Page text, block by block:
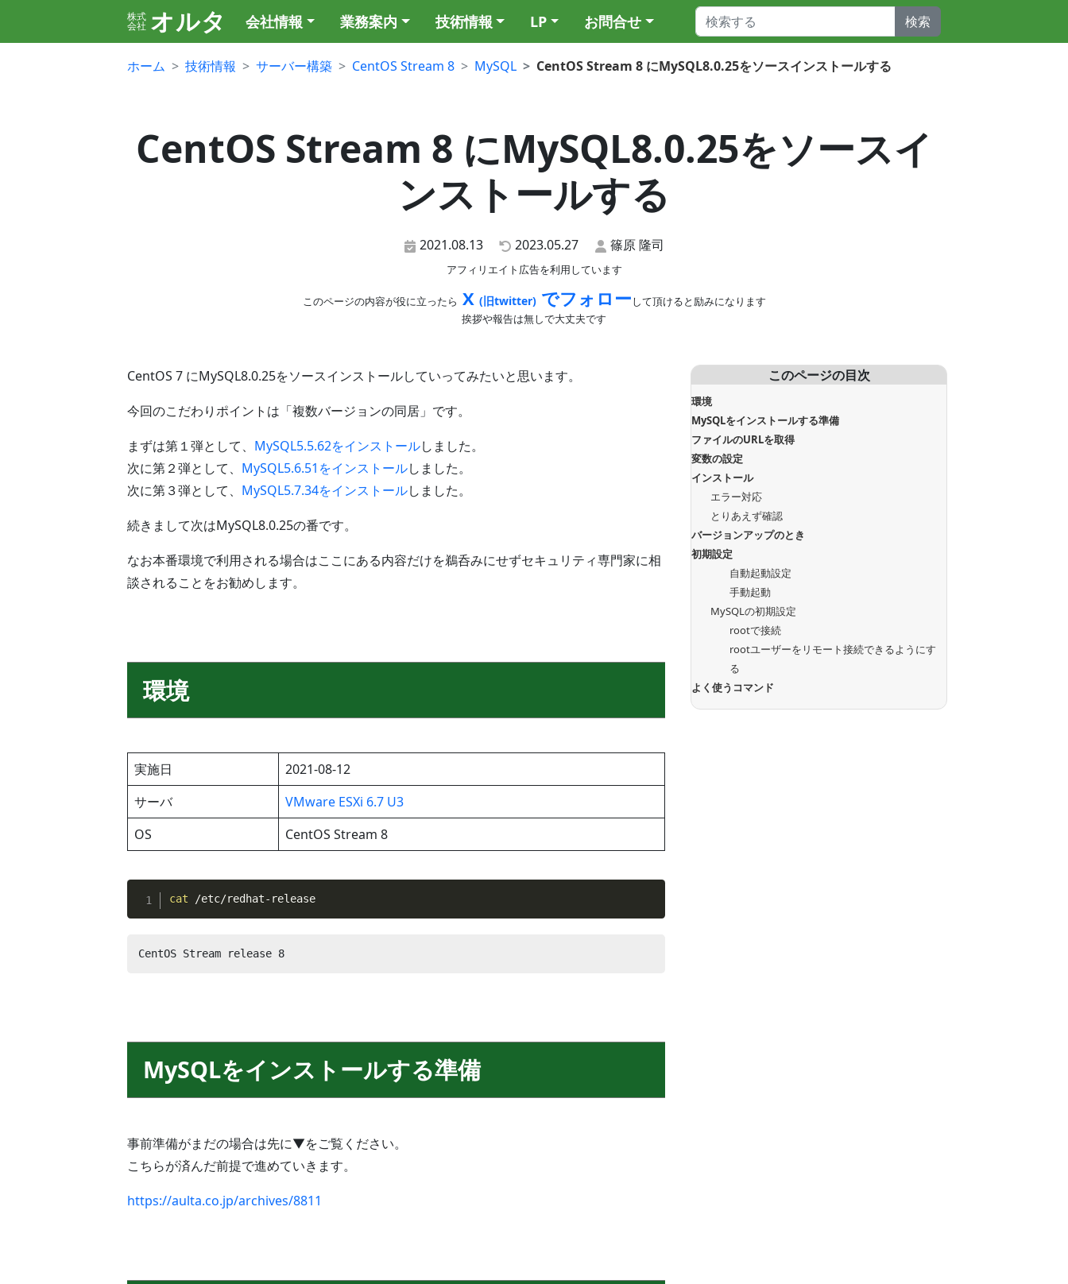
株式
会社 オルタ 会社情報 業務案内 技術情報 LP お問合せ 検索
ホーム 技術情報 サーバー構築 CentOS Stream 8 MySQL CentOS Stream 8 にMySQL8.0.25をソースインストールする
CentOS Stream 8 にMySQL8.0.25をソースイ
ンストールする
2021.08.13 2023.05.27 篠原 隆司
アフィリエイト広告を利用しています
このページの内容が役に立ったら X (旧twitter)でフォローして頂けると励みになります
挨拶や報告は無しで大丈夫です
CentOS 7 にMySQL8.0.25をソースインストールしていってみたいと思います。
今回のこだわりポイントは「複数バージョンの同居」です。
まずは第１弾として、 MySQL5.5.62をインストールしました。
次に第２弾として、 MySQL5.6.51をインストールしました。
次に第３弾として、 MySQL5.7.34をインストールしました。
続きまして次はMySQL8.0.25の番です。
なお本番環境で利用される場合はここにある内容だけを鵜呑みにせずセキュリティ専門家に相
談されることをお勧めします。
環境
実施日
2021-08-12
サーバ
VMware ESXi 6.7 U3
OS
CentOS Stream 8
cat /etc/redhat-release
CentOS Stream release 8
MySQLをインストールする準備
事前準備がまだの場合は先に▼をご覧ください。
こちらが済んだ前提で進めていきます。
https://aulta.co.jp/archives/8811
このページの目次
環境
MySQLをインストールする準備
ファイルのURLを取得
変数の設定
インストール
エラー対応
とりあえず確認
バージョンアップのとき
初期設定
自動起動設定
手動起動
MySQLの初期設定
rootで接続
rootユーザーをリモート接続できるようにす
る
よく使うコマンド